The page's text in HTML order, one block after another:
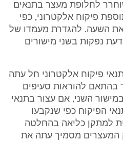
לחלופת מעצר בתנאים
פיקוח אלקטרוני, כפי
השעה. להגדרת מעמדו של
נפקות בשני מישורים
פיקוח אלקטרוני חל עתה
בהתאם להוראות סעיפים
במישור השני, אם עצור בתנאי
הפיקוח כפי שנקבעו
למתקן כליאה בהחלטה
22 ח לחוק המעצרים מסמיך עתה את